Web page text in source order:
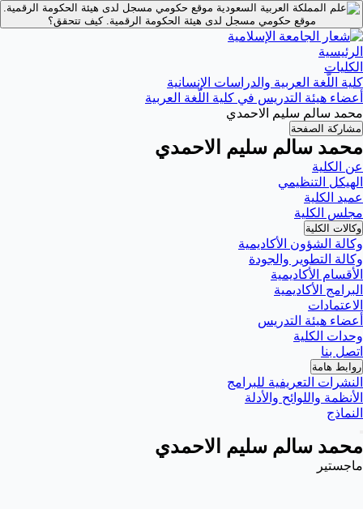
موقع حكومي مسجل لدى هيئة الحكومة الرقمية.
موقع حكومي مسجل لدى هيئة الحكومة الرقمية.كيف تتحقق؟
الرئيسية
الكليات
كلية اللّغة العربية والدراسات الإنسانية
أعضاء هيئة التدريس في كلية اللّغة العربية
محمد سالم سليم الاحمدي
مشاركة الصفحة
محمد سالم سليم الاحمدي
عن الكلية
الهيكل التنظيمي
عميد الكلية
مجلس الكلية
وكالات الكلية
وكالة الشؤون الأكاديمية
وكالة التطوير والجودة
الأقسام الأكاديمية
البرامج الأكاديمية
الاعتمادات
أعضاء هيئة التدريس
وحدات الكلية
اتصل بنا
روابط هامة
النشرات التعريفية للبرامج
الأنظمة واللوائح والأدلة
النماذج
محمد سالم سليم الاحمدي
ماجستير